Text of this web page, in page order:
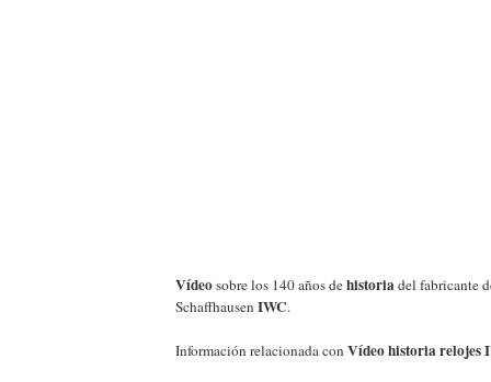
Vídeosobre los 140 años dehistoriadel fabricante
Schaffhausen IWC.
Información relacionada con Vídeo historia relojes